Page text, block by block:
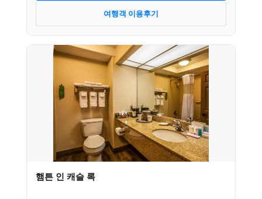
여행객 이용후기
햄튼 인 캐슬 록